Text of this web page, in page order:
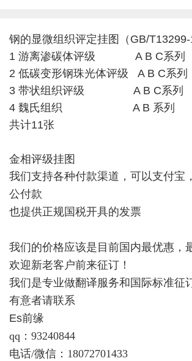
钢的显微组织评定挂图（GB/T13299-
1 游离渗碳体评级 A B C系列
2 低碳变形钢珠光体评级 A B C系列
3 带状组织评级 A B C系列
4 魏氏组织 A B 系列
共计11张
金相评级挂图
我们支持各种付款渠道，可以支付宝
公付款
也提供正规国税开具的发票
我们的价格应该是目前国内最优惠，
欢迎新老客户前来征订！
我们是专业做翻译服务和国际标准征
有意者请联系
Es前缘
qq：93240844
电话/微信：18072701433